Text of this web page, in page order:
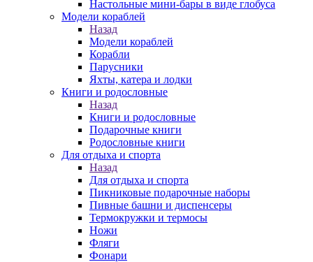
Настольные мини-бары в виде глобуса
Модели кораблей
Назад
Модели кораблей
Корабли
Парусники
Яхты, катера и лодки
Книги и родословные
Назад
Книги и родословные
Подарочные книги
Родословные книги
Для отдыха и спорта
Назад
Для отдыха и спорта
Пикниковые подарочные наборы
Пивные башни и диспенсеры
Термокружки и термосы
Ножи
Фляги
Фонари